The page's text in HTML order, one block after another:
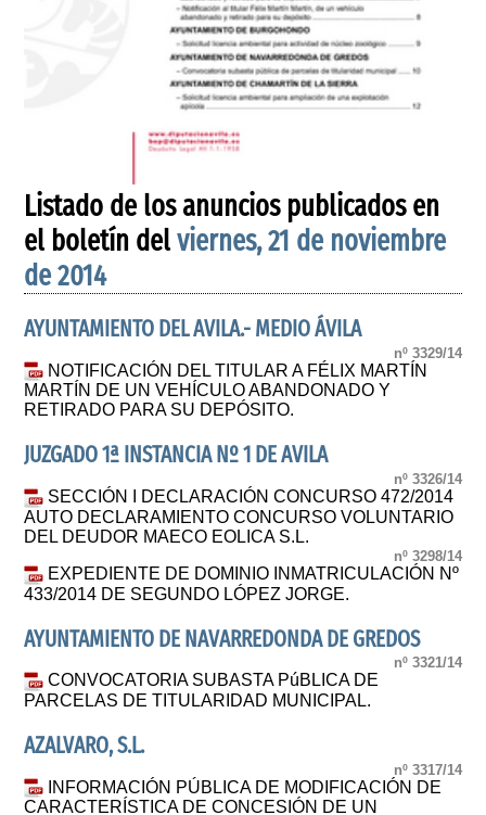
Listado de los anuncios publicados en
el boletín delviernes, 21 de noviembre
de 2014
AYUNTAMIENTO DEL AVILA.- MEDIO ÁVILA
nº 3329/14
NOTIFICACIÓN DEL TITULAR A FÉLIX MARTÍN
MARTÍN DE UN VEHÍCULO ABANDONADO Y
RETIRADO PARA SU DEPÓSITO.
JUZGADO 1ª INSTANCIA Nº 1 DE AVILA
nº 3326/14
SECCIÓN I DECLARACIÓN CONCURSO 472/2014
AUTO DECLARAMIENTO CONCURSO VOLUNTARIO
DEL DEUDOR MAECO EOLICA S.L.
nº 3298/14
EXPEDIENTE DE DOMINIO INMATRICULACIÓN Nº
433/2014 DE SEGUNDO LÓPEZ JORGE.
AYUNTAMIENTO DE NAVARREDONDA DE GREDOS
nº 3321/14
CONVOCATORIA SUBASTA PúBLICA DE
PARCELAS DE TITULARIDAD MUNICIPAL.
AZALVARO, S.L.
nº 3317/14
INFORMACIÓN PÚBLICA DE MODIFICACIÓN DE
CARACTERÍSTICA DE CONCESIÓN DE UN